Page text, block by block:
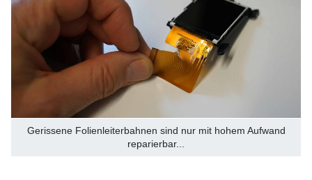
Gerissene Folienleiterbahnen sind nur mit hohem Aufwand
reparierbar...